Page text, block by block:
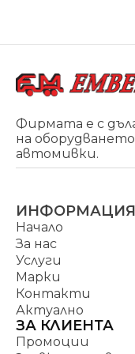
Фирмата е с
на
автомивки.
ИНФОРМАЦИЯ
Начало
За нас
Услуги
Марки
Контакти
Актуално
ЗА КЛИЕНТА
Промоции